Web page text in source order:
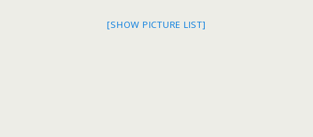
[SHOW PICTURE LIST]